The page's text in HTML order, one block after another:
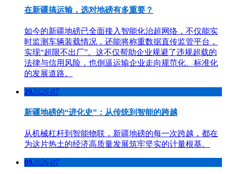
在新疆搞运输，选对地磅有多重要？
如今的新疆地磅已全面接入智能化治超网络，不仅能实
时监测车辆装载情况，还能将称重数据直传监管平台，
实现“超限不出厂”。这不仅帮助企业规避了违规超载的
法律与信用风险，也倒逼运输企业走向规范化、标准化
的发展道路。
292026-07
新疆地磅的“进化史”：从传统到智能的跨越
从机械杠杆到智能物联，新疆地磅的每一次跨越，都在
为这片热土的经济高质量发展筑牢坚实的计量根基。
092026-07